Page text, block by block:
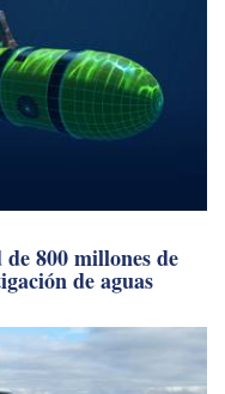
800 millones de
de aguas